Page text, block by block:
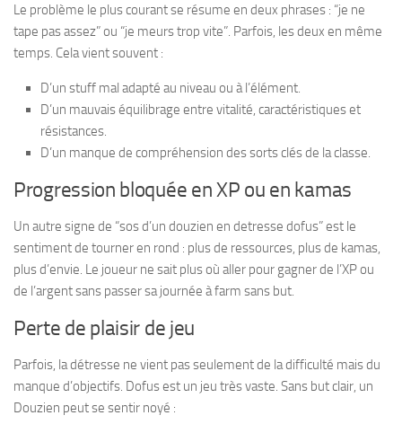
Le problème le plus courant se résume en deux phrases : “je ne
tape pas assez” ou “je meurs trop vite”. Parfois, les deux en même
temps. Cela vient souvent :
D’un stuff mal adapté au niveau ou à l’élément.
D’un mauvais équilibrage entre vitalité, caractéristiques et
résistances.
D’un manque de compréhension des sorts clés de la classe.
Progression bloquée en XP ou en kamas
Un autre signe de “sos d’un douzien en detresse dofus” est le
sentiment de tourner en rond : plus de ressources, plus de kamas,
plus d’envie. Le joueur ne sait plus où aller pour gagner de l’XP ou
de l’argent sans passer sa journée à farm sans but.
Perte de plaisir de jeu
Parfois, la détresse ne vient pas seulement de la difficulté mais du
manque d’objectifs. Dofus est un jeu très vaste. Sans but clair, un
Douzien peut se sentir noyé :